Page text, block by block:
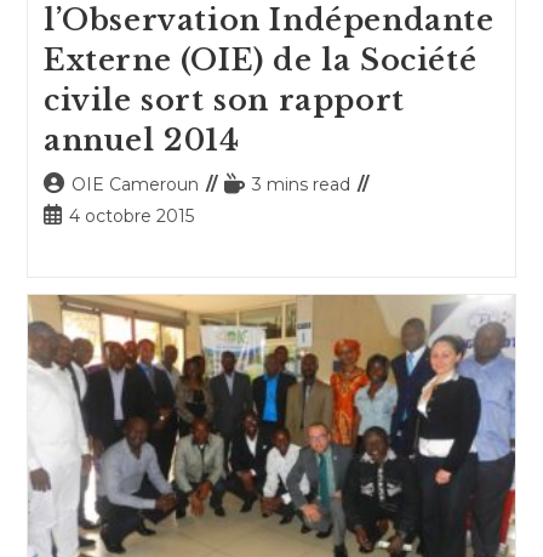
l’Observation Indépendante
Externe (OIE) de la Société
civile sort son rapport
annuel 2014
Auteur/autrice
de
OIE Cameroun
Temps3 mins read
Publication
4 octobre 2015